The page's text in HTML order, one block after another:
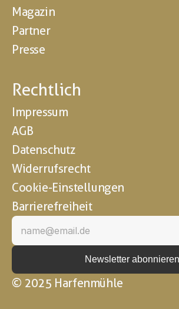
Magazin
Partner
Presse
Rechtlich
Impressum
AGB
Datenschutz
Widerrufsrecht
Cookie-Einstellungen
Barrierefreiheit
© 2025 Harfenmühle